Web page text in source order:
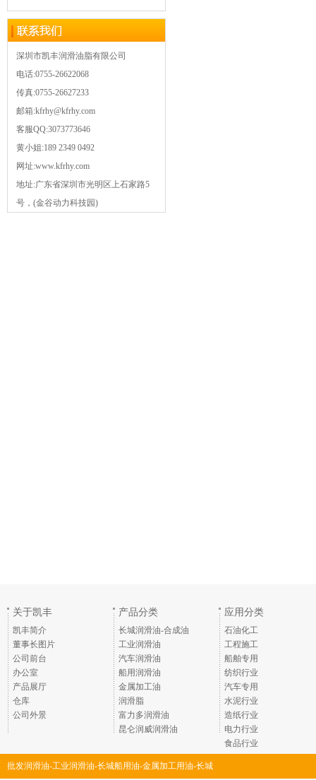
深圳市凯丰润滑油脂有限公司
电话:0755-26622068
传真:0755-26627233
邮箱:kfrhy@kfrhy.com
客服QQ:3073773646
黄小姐:189 2349 0492
网址:www.kfrhy.com
地址:广东省深圳市光明区上石家路5
号，(金谷动力科技园)
关于凯丰
凯丰简介
董事长图片
公司前台
办公室
产品展厅
仓库
公司外景
产品分类
长城润滑油-合成油
工业润滑油
汽车润滑油
船用润滑油
金属加工油
润滑脂
富力多润滑油
昆仑润威润滑油
应用分类
石油化工
工程施工
船舶专用
纺织行业
汽车专用
水泥行业
造纸行业
电力行业
食品行业
批发润滑油-工业润滑油-长城船用油-金属加工用油-长城